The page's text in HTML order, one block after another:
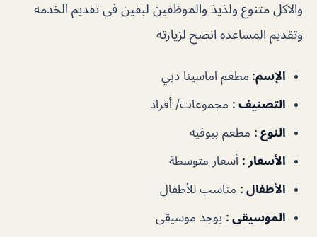
والاكل متنوع ولذيذ والموظفين لبقين في تقديم الخدمه
وتقديم المساعده انصح لزيارته
الإسم: مطعم اماسينا دبي
التصنيف : مجموعات/ أفراد
النوع : مطعم ببوفيه
الأسعار : أسعار متوسطة
الأطفال : مناسب للأطفال
الموسيقى : يوجد موسيقى